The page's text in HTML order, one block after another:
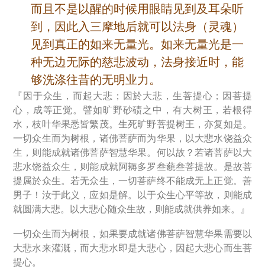
而且不是以醒的时候用眼睛见到及耳朵听
到，因此入三摩地后就可以法身（灵魂）
见到真正的如来无量光。如来无量光是一
种无边无际的慈悲波动，法身接近时，能
够洗涤往昔的无明业力。
『因于众生，而起大悲；因於大悲，生菩提心；因菩提
心，成等正觉。譬如旷野砂碛之中，有大树王，若根得
水，枝叶华果悉皆繁茂。生死旷野菩提树王，亦复如是。
一切众生而为树根，诸佛菩萨而为华果，以大悲水饶益众
生，则能成就诸佛菩萨智慧华果。何以故？若诸菩萨以大
悲水饶益众生，则能成就阿耨多罗叁藐叁菩提故。是故菩
提属於众生。若无众生，一切菩萨终不能成无上正觉。善
男子！汝于此义，应如是解。以于众生心平等故，则能成
就圆满大悲。以大悲心随众生故，则能成就供养如来。』
一切众生而为树根，如果要成就诸佛菩萨智慧华果需要以
大悲水来灌溉，而大悲水即是大悲心，因起大悲心而生菩
提心。